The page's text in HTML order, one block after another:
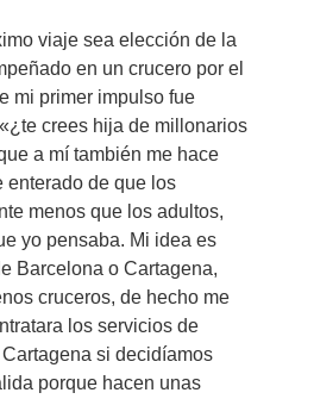
viaje sea elección de la
en un crucero por el
mi primer impulso fue
crees hija de millonarios
a mí también me hace
enterado de que los
menos que los adultos,
yo pensaba. Mi idea es
Barcelona o Cartagena,
cruceros, de hecho me
los servicios de
si decidíamos
porque hacen unas